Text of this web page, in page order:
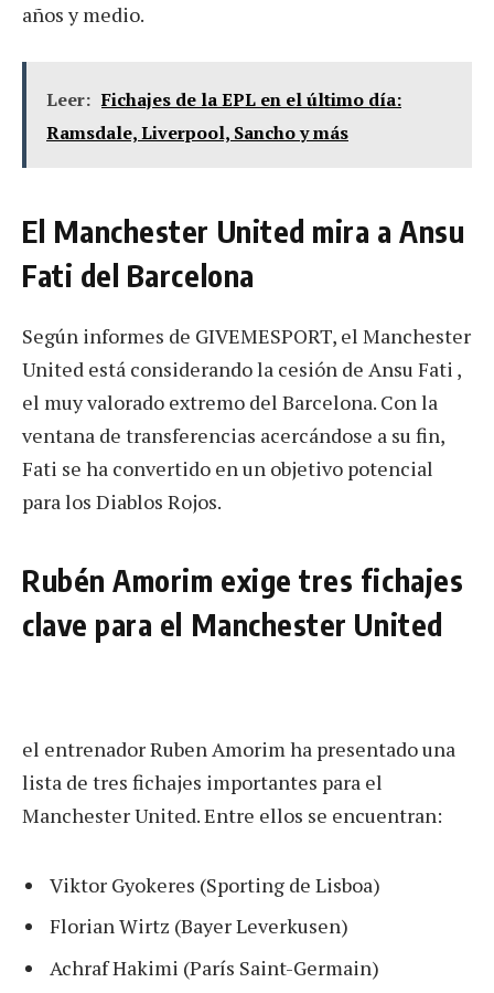
años y medio.
Leer: Fichajes de la EPL en el último día:
Ramsdale, Liverpool, Sancho y más
El Manchester United mira a Ansu
Fati del Barcelona
Según informes de GIVEMESPORT, el Manchester
United está considerando la cesión de Ansu Fati ,
el muy valorado extremo del Barcelona. Con la
ventana de transferencias acercándose a su fin,
Fati se ha convertido en un objetivo potencial
para los Diablos Rojos.
Rubén Amorim exige tres fichajes
clave para el Manchester United
el entrenador Ruben Amorim ha presentado una
lista de tres fichajes importantes para el
Manchester United. Entre ellos se encuentran:
Viktor Gyokeres (Sporting de Lisboa)
Florian Wirtz (Bayer Leverkusen)
Achraf Hakimi (París Saint-Germain)